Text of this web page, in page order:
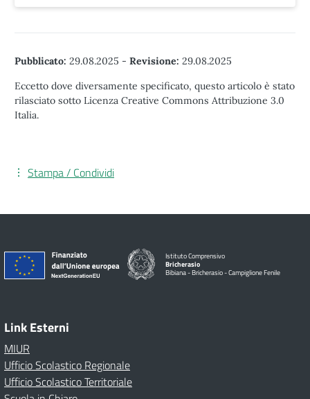
Pubblicato: 29.08.2025 - Revisione: 29.08.2025
Eccetto dove diversamente specificato, questo articolo è stato
rilasciato sotto Licenza Creative Commons Attribuzione 3.0
Italia.
Stampa / Condividi
Istituto Comprensivo
Bricherasio
Bibiana - Bricherasio - Campiglione Fenile
Link Esterni
MIUR
Ufficio Scolastico Regionale
Ufficio Scolastico Territoriale